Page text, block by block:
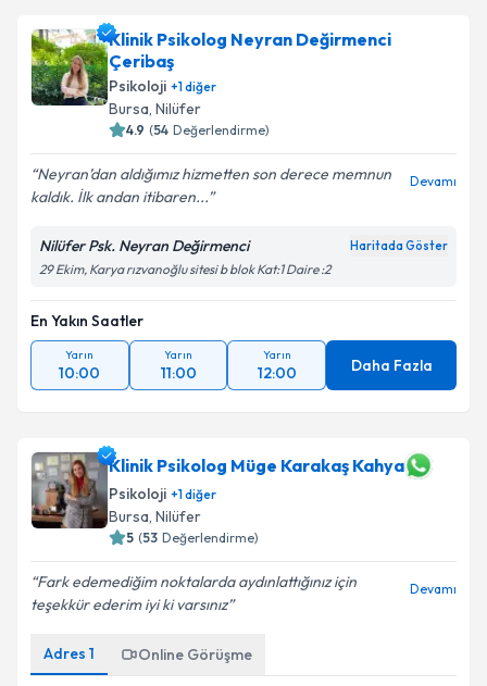
Klinik Psikolog Neyran Değirmenci
Çeribaş
Psikoloji +1diğer
Bursa, Nilüfer
4.9 (54 Değerlendirme)
Neyran’dan aldığımız hizmetten son derece memnun
kaldık. İlk andan itibaren...
Devamı
Nilüfer Psk. Neyran Değirmenci Haritada Göster
29 Ekim, Karya rızvanoğlu sitesi b blok Kat:1 Daire :2
En Yakın Saatler
Yarın
10:00
Yarın
11:00
Yarın
12:00 Daha Fazla
Klinik Psikolog Müge Karakaş Kahya
Psikoloji +1diğer
Bursa, Nilüfer
5 (53 Değerlendirme)
Fark edemediğim noktalarda aydınlattığınız için
teşekkür ederim iyi ki varsınız
Devamı
Adres 1 Online Görüşme